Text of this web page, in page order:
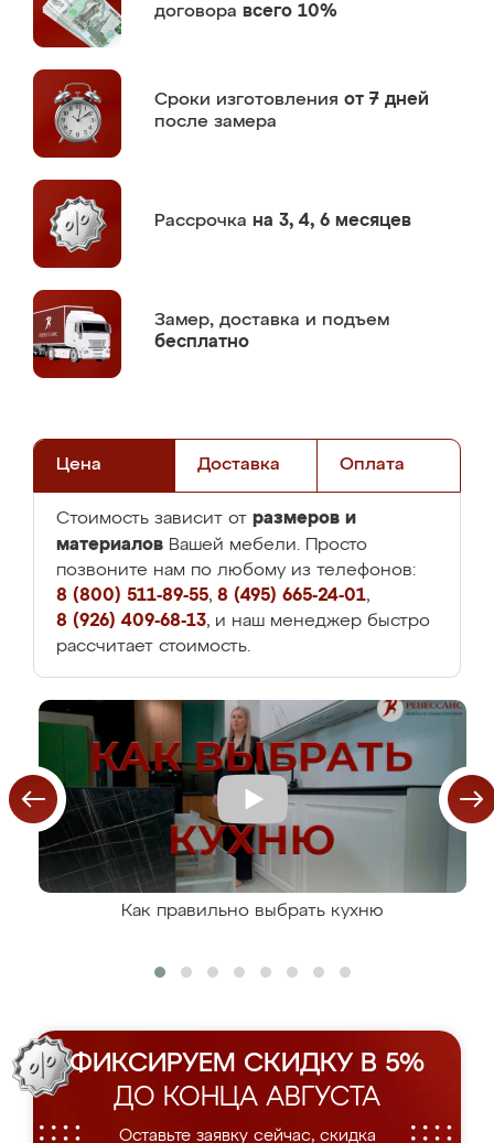
договора всего 10%
Сроки изготовления от 7 дней
после замера
Рассрочка на 3, 4, 6 месяцев
Замер, доставка и подъем
бесплатно
Цена Доставка Оплата
Стоимость зависит от размеров и
материалов Вашей мебели. Просто
позвоните нам по любому из телефонов:
8 (800) 511-89-55, 8 (495) 665-24-01,
8 (926) 409-68-13, и наш менеджер быстро
рассчитает стоимость.
Как правильно выбрать кухню
ФИКСИРУЕМ СКИДКУ В 5%
ДО КОНЦА АВГУСТА
Оставьте заявку сейчас, скидка